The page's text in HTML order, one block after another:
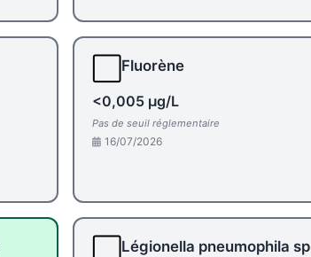
Fluorène
<0,005 µg/L
Pas de seuil réglementaire
16/07/2026
Légionella pneumophila sp